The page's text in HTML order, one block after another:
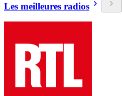
Les meilleures radios